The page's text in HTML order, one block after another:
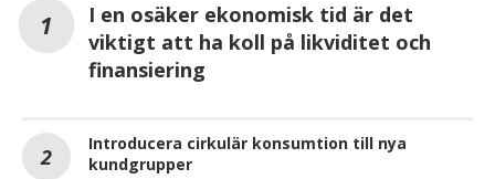
I en osäker ekonomisk tid är det
viktigt att ha koll på likviditet och
finansiering
Introducera cirkulär konsumtion till nya
kundgrupper